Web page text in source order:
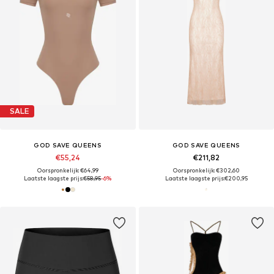
SALE
GOD SAVE QUEENS
€55,24
Oorspronkelijk: €64,99
Laatste laagste prijs:€58,95-6%
GOD SAVE QUEENS
€211,82
Oorspronkelijk: €302,60
Laatste laagste prijs:€200,95